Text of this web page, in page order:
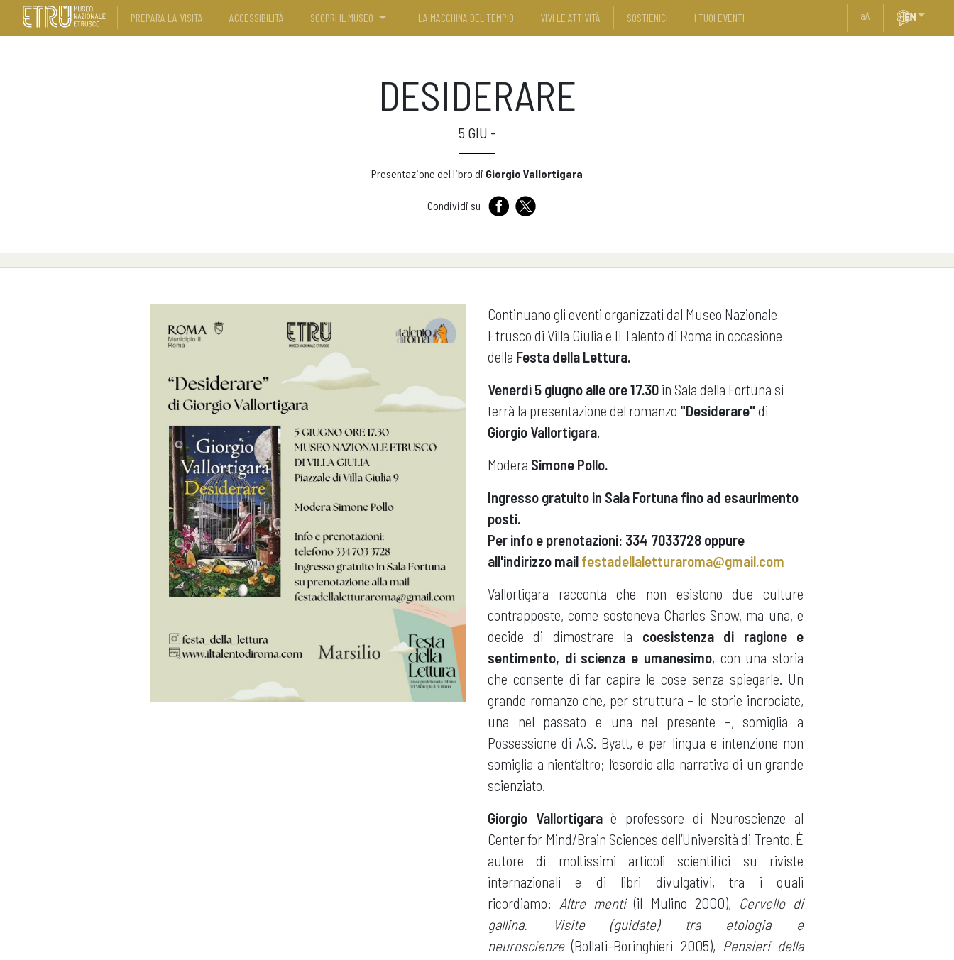
PREPARA LA VISITA ACCESSIBILITÀ SCOPRI IL MUSEO LA MACCHINA DEL TEMPIO VIVI LE ATTIVITÀ SOSTIENICI I TUOI EVENTI aA
DESIDERARE
5 GIU -
Presentazione del libro di Giorgio Vallortigara
Condividi su
Continuano gli eventi organizzati dal Museo Nazionale
Etrusco di Villa Giulia e Il Talento di Roma in occasione
della Festa della Lettura.
Venerdì 5 giugno alle ore 17.30 in Sala della Fortuna si
terrà la presentazione del romanzo "Desiderare" di
Giorgio Vallortigara.
Modera Simone Pollo.
Ingresso gratuito in Sala Fortuna fino ad esaurimento
posti.
Per info e prenotazioni: 334 7033728 oppure
all'indirizzo mail festadellaletturaroma@gmail.com
Vallortigara racconta che non esistono due culture
contrapposte, come sosteneva Charles Snow, ma una, e
decide di dimostrare la coesistenza di ragione e
sentimento, di scienza e umanesimo, con una storia
che consente di far capire le cose senza spiegarle. Un
grande romanzo che, per struttura – le storie incrociate,
una nel passato e una nel presente –, somiglia a
Possessione di A.S. Byatt, e per lingua e intenzione non
somiglia a nient’altro; l’esordio alla narrativa di un grande
scienziato.
Giorgio Vallortigaraè professore di Neuroscienze al
Center for Mind/Brain Sciences dell’Università di Trento. È
autore di moltissimi articoli scientifici su riviste
internazionali e di libri divulgativi, tra i quali
ricordiamo: Altre menti(il Mulino 2000), Cervello di
gallina. Visite (guidate) tra etologia e
neuroscienze(Bollati-Boringhieri 2005), Pensieri della